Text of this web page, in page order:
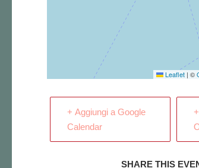
Leaflet | ©
+ Aggiungi a Google
Calendar
SHARE THIS